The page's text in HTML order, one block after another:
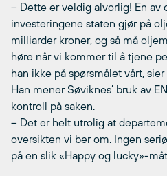
– Dette er veldig alvorlig! En av
investeringene staten gjør på
milliarder kroner, og så må
høre når vi kommer til å tjene
han ikke på spørsmålet vårt,
Han mener Søviknes’ bruk av
kontroll på saken.
– Det er helt utrolig at
oversikten vi ber om. Ingen
på en slik «Happy og lucky»-